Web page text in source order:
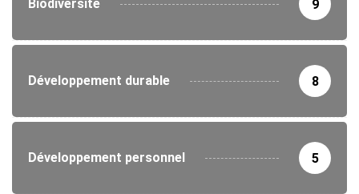
Biodiversité 9
Développement durable 8
Développement personnel 5